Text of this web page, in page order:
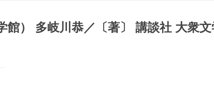
館） 多岐川恭／〔著〕 講談社 大衆文